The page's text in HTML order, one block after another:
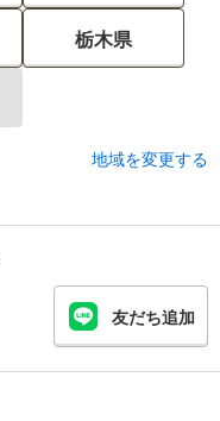
栃木県
地域を変更する
友だち追加